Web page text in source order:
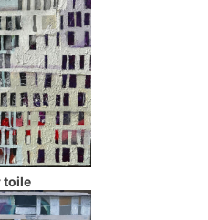
toile